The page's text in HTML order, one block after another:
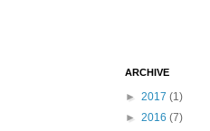
ARCHIVE
► 2017 (1)
► 2016 (7)